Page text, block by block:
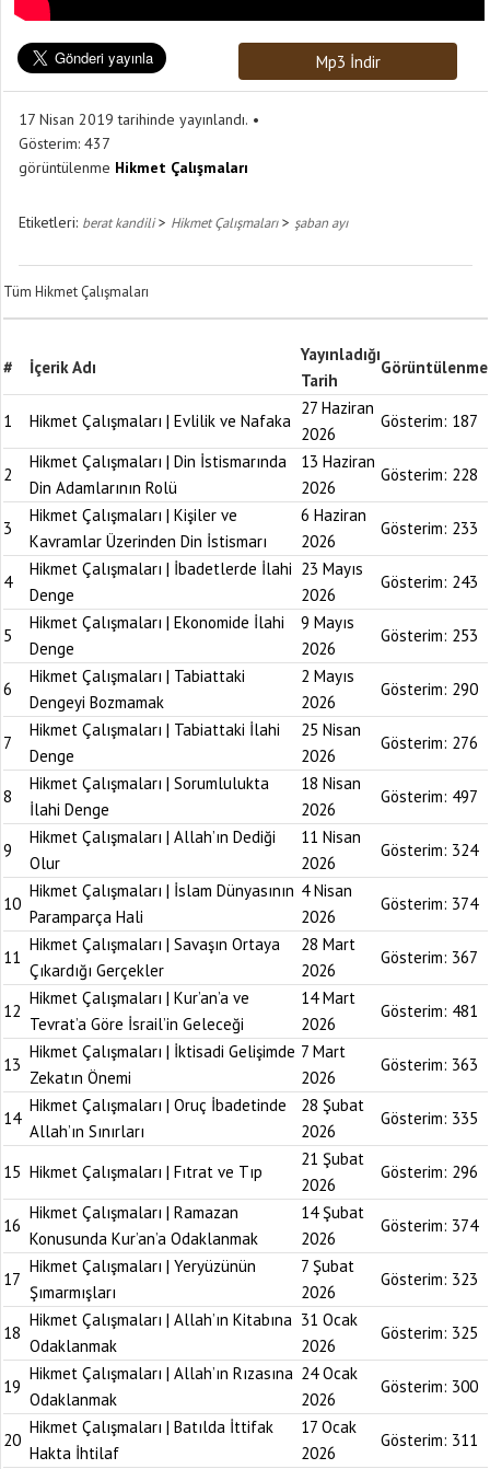
Mp3 İndir
17 Nisan 2019 tarihinde yayınlandı.
Gösterim: 437
görüntülenme Hikmet Çalışmaları
Etiketleri: berat kandili> Hikmet Çalışmaları> şaban ayı
Tüm Hikmet Çalışmaları
# İçerik Adı
Yayınladığı
Tarih
Görüntülenme
1 Hikmet Çalışmaları | Evlilik ve Nafaka
27 Haziran
2026
Gösterim: 187
2
Hikmet Çalışmaları | Din İstismarında
Din Adamlarının Rolü
13 Haziran
2026
Gösterim: 228
3
Hikmet Çalışmaları | Kişiler ve
Kavramlar Üzerinden Din İstismarı
6 Haziran
2026
Gösterim: 233
4
Hikmet Çalışmaları | İbadetlerde İlahi
Denge
23 Mayıs
2026
Gösterim: 243
5
Hikmet Çalışmaları | Ekonomide İlahi
Denge
9 Mayıs
2026
Gösterim: 253
6
Hikmet Çalışmaları | Tabiattaki
Dengeyi Bozmamak
2 Mayıs
2026
Gösterim: 290
7
Hikmet Çalışmaları | Tabiattaki İlahi
Denge
25 Nisan
2026
Gösterim: 276
8
Hikmet Çalışmaları | Sorumlulukta
İlahi Denge
18 Nisan
2026
Gösterim: 497
9
Hikmet Çalışmaları | Allah’ın Dediği
Olur
11 Nisan
2026
Gösterim: 324
10
Hikmet Çalışmaları | İslam Dünyasının
Paramparça Hali
4 Nisan
2026
Gösterim: 374
11
Hikmet Çalışmaları | Savaşın Ortaya
Çıkardığı Gerçekler
28 Mart
2026
Gösterim: 367
12
Hikmet Çalışmaları | Kur’an’a ve
Tevrat’a Göre İsrail’in Geleceği
14 Mart
2026
Gösterim: 481
13
Hikmet Çalışmaları | İktisadi Gelişimde
Zekatın Önemi
7 Mart
2026
Gösterim: 363
14
Hikmet Çalışmaları | Oruç İbadetinde
Allah’ın Sınırları
28 Şubat
2026
Gösterim: 335
15 Hikmet Çalışmaları | Fıtrat ve Tıp
21 Şubat
2026
Gösterim: 296
16
Hikmet Çalışmaları | Ramazan
Konusunda Kur’an’a Odaklanmak
14 Şubat
2026
Gösterim: 374
17
Hikmet Çalışmaları | Yeryüzünün
Şımarmışları
7 Şubat
2026
Gösterim: 323
18
Hikmet Çalışmaları | Allah’ın Kitabına
Odaklanmak
31 Ocak
2026
Gösterim: 325
19
Hikmet Çalışmaları | Allah’ın Rızasına
Odaklanmak
24 Ocak
2026
Gösterim: 300
20
Hikmet Çalışmaları | Batılda İttifak
Hakta İhtilaf
17 Ocak
2026
Gösterim: 311